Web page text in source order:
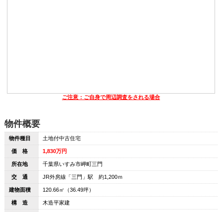
ご注意：ご自身で周辺調査をされる場合
物件概要
物件種目 土地付中古住宅
価 格 1,830万円
所在地 千葉県いすみ市岬町三門
交 通 JR外房線「三門」駅 約1,200ｍ
建物面積 120.66㎡（36.49坪）
構 造 木造平家建